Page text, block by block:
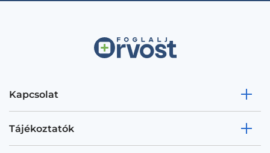
Kapcsolat
Tájékoztatók